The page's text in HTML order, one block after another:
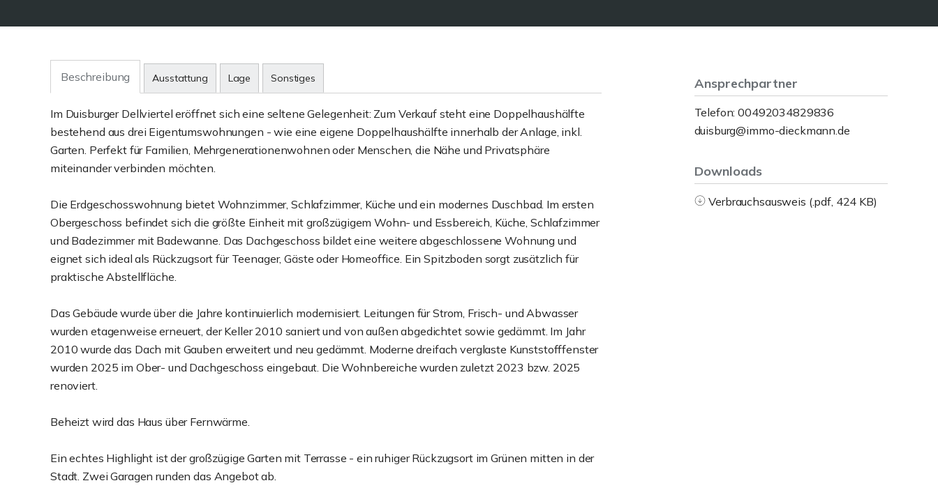
Beschreibung Ausstattung Lage Sonstiges
Im Duisburger Dellviertel eröffnet sich eine seltene Gelegenheit: Zum Verkauf steht eine Doppelhaushälfte
bestehend aus drei Eigentumswohnungen - wie eine eigene Doppelhaushälfte innerhalb der Anlage, inkl.
Garten. Perfekt für Familien, Mehrgenerationenwohnen oder Menschen, die Nähe und Privatsphäre
miteinander verbinden möchten.
Die Erdgeschosswohnung bietet Wohnzimmer, Schlafzimmer, Küche und ein modernes Duschbad. Im ersten
Obergeschoss befindet sich die größte Einheit mit großzügigem Wohn- und Essbereich, Küche, Schlafzimmer
und Badezimmer mit Badewanne. Das Dachgeschoss bildet eine weitere abgeschlossene Wohnung und
eignet sich ideal als Rückzugsort für Teenager, Gäste oder Homeoffice. Ein Spitzboden sorgt zusätzlich für
praktische Abstellfläche.
Das Gebäude wurde über die Jahre kontinuierlich modernisiert. Leitungen für Strom, Frisch- und Abwasser
wurden etagenweise erneuert, der Keller 2010 saniert und von außen abgedichtet sowie gedämmt. Im Jahr
2010 wurde das Dach mit Gauben erweitert und neu gedämmt. Moderne dreifach verglaste Kunststofffenster
wurden 2025 im Ober- und Dachgeschoss eingebaut. Die Wohnbereiche wurden zuletzt 2023 bzw. 2025
renoviert.
Beheizt wird das Haus über Fernwärme.
Ein echtes Highlight ist der großzügige Garten mit Terrasse - ein ruhiger Rückzugsort im Grünen mitten in der
Stadt. Zwei Garagen runden das Angebot ab.
Ansprechpartner
Telefon: 00492034829836
duisburg@immo-dieckmann.de
Downloads
Verbrauchsausweis (.pdf, 424 KB)